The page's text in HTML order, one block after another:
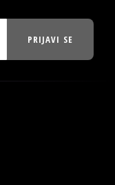
PRIJAVI SE